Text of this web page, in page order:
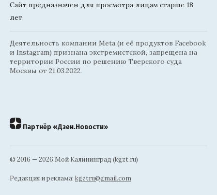
Сайт предназначен для просмотра лицам старше 18
лет.
Деятельность компании Meta (и её продуктов Facebook
и Instagram) признана экстремистской, запрещена на
территории России по решению Тверского суда
Москвы от 21.03.2022.
Партнёр «Дзен.Новости»
© 2016 — 2026 Мой Калининград (kgzt.ru)
Редакция и реклама: kgztru@gmail.com